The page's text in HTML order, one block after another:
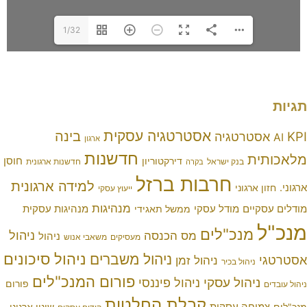
1/32
אסטרטגיה עסקית ארגון בינה
בנק ישראל בקרה דירקטוריון חדשנות חדשנות ארגונית חוסן
חרבות ברזל ייעוץ עסקי למידה ארגונית
מודל עסקי ממשל תאגידי מנהיגות מנהיגות עסקית
מנכ"לים מס הכנסה מעסיקים משאבי אנוש ניהול ניהול
ניהול בכיר ניהול זמן ניהול משברים ניהול סיכונים
עסקי ניהול פיננסי פורום המנכ"לים פורום